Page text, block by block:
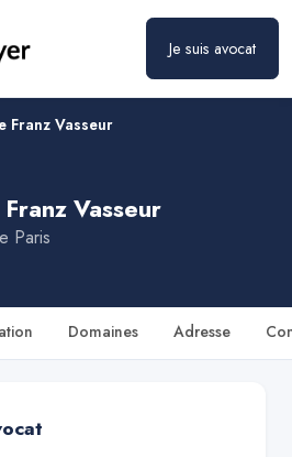
Je suis avocat
Franz Vasseur
Vasseur
Paris
Domaines Adresse